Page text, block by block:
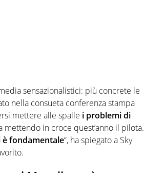
sensazionalistici: più concrete le
nella consueta conferenza stampa
mettere alle spalle i problemi di
mettendo in croce quest’anno il pilota.
è fondamentale“, ha spiegato a Sky